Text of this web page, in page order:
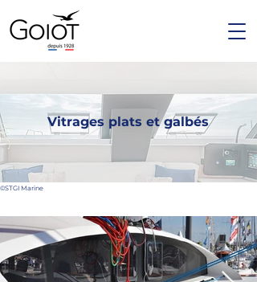
Vitrages plats et galbés
©STGI Marine